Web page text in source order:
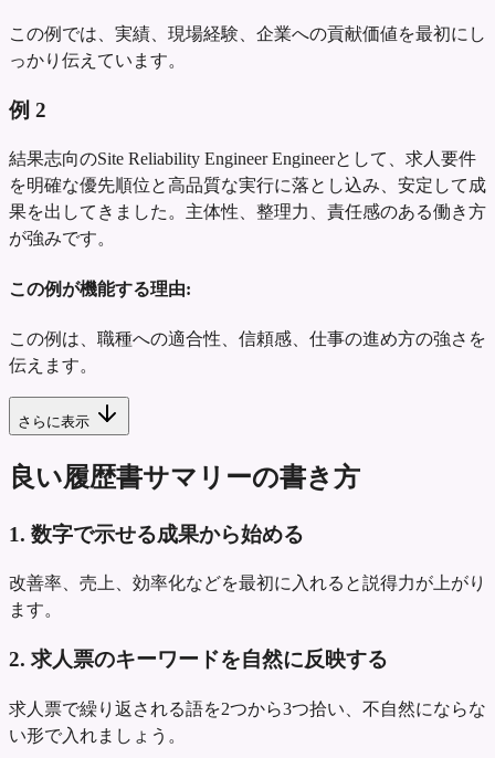
この例では、実績、現場経験、企業への貢献価値を最初にし
っかり伝えています。
例 2
結果志向のSite Reliability Engineer Engineerとして、求人要件
を明確な優先順位と高品質な実行に落とし込み、安定して成
果を出してきました。主体性、整理力、責任感のある働き方
が強みです。
この例が機能する理由:
この例は、職種への適合性、信頼感、仕事の進め方の強さを
伝えます。
さらに表示
良い履歴書サマリーの書き方
1. 数字で示せる成果から始める
改善率、売上、効率化などを最初に入れると説得力が上がり
ます。
2. 求人票のキーワードを自然に反映する
求人票で繰り返される語を2つから3つ拾い、不自然にならな
い形で入れましょう。